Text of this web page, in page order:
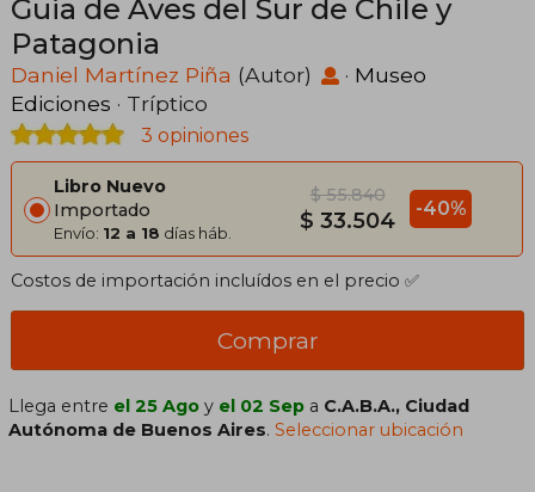
Guia de Aves del Sur de Chile y
Patagonia
Daniel Martínez Piña (Autor) · Museo
Ediciones · Tríptico
3 opiniones
Libro Nuevo
Importado
Envío: 12 a 18 días háb.
$ 55.840
$ 33.504 -40%
Costos de importación incluídos en el precio ✅
Comprar
Llega entre el 25 Ago y el 02 Sep a C.A.B.A., Ciudad
Autónoma de Buenos Aires.Seleccionar ubicación